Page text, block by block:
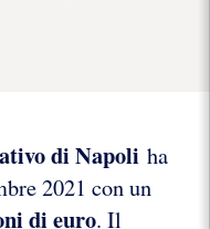
di Napoli ha
2021 con un
di euro. Il